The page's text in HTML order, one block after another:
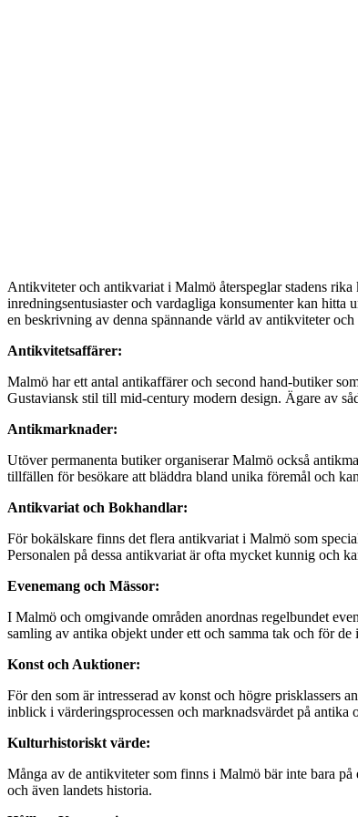
Antikviteter och antikvariat i Malmö återspeglar stadens
inredningsentusiaster och vardagliga konsumenter kan
en beskrivning av denna spännande värld av antikviteter
Antikvitetsaffärer:
Malmö har ett antal antikaffärer och second hand-butiker
Gustaviansk stil till mid-century modern design. Ägare av
Antikmarknader:
Utöver permanenta butiker organiserar Malmö också
tillfällen för besökare att bläddra bland unika föremål och
Antikvariat och Bokhandlar:
För bokälskare finns det flera antikvariat i Malmö som
Personalen på dessa antikvariat är ofta mycket kunnig och
Evenemang och Mässor:
I Malmö och omgivande områden anordnas regelbundet
samling av antika objekt under ett och samma tak och för
Konst och Auktioner:
För den som är intresserad av konst och högre prisklassers
inblick i värderingsprocessen och marknadsvärdet på antika
Kulturhistoriskt värde:
Många av de antikviteter som finns i Malmö bär inte bara
och även landets historia.